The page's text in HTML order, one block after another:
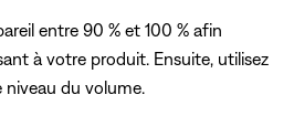
entre 90 % et 100 % afin
à votre produit. Ensuite, utilisez
du volume.